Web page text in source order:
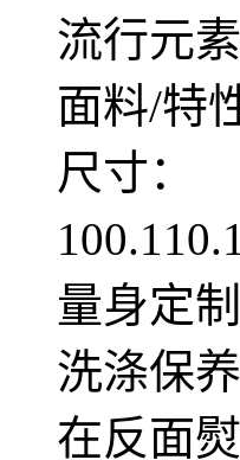
流行元
面料/特
尺寸：
量身定
洗涤保
在反面